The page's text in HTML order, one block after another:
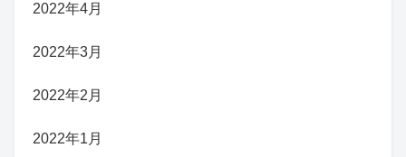
2022年4月
2022年3月
2022年2月
2022年1月